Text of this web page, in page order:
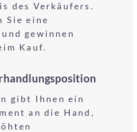
des Verkäufers.
Sie eine
gewinnen
Kauf.
gibt Ihnen ein
an die Hand,